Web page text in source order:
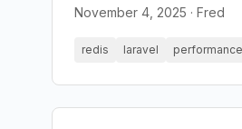
November 4, 2025 · Fred
redis laravel performance